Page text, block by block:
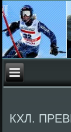
КХЛ.